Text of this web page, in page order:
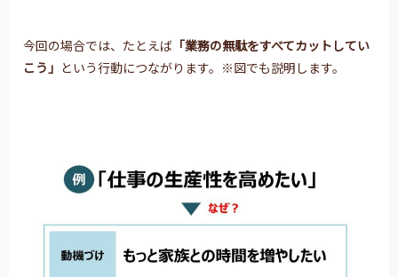
今回の場合では、たとえば 「業務の無駄をすべてカットしてい
こう」 という行動につながります。※図でも説明します。